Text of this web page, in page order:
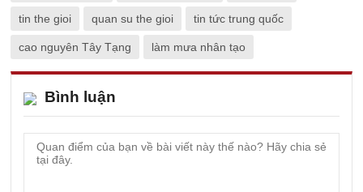
tin the gioi quan su the gioi tin tức trung quốc
cao nguyên Tây Tạng làm mưa nhân tạo
Bình luận